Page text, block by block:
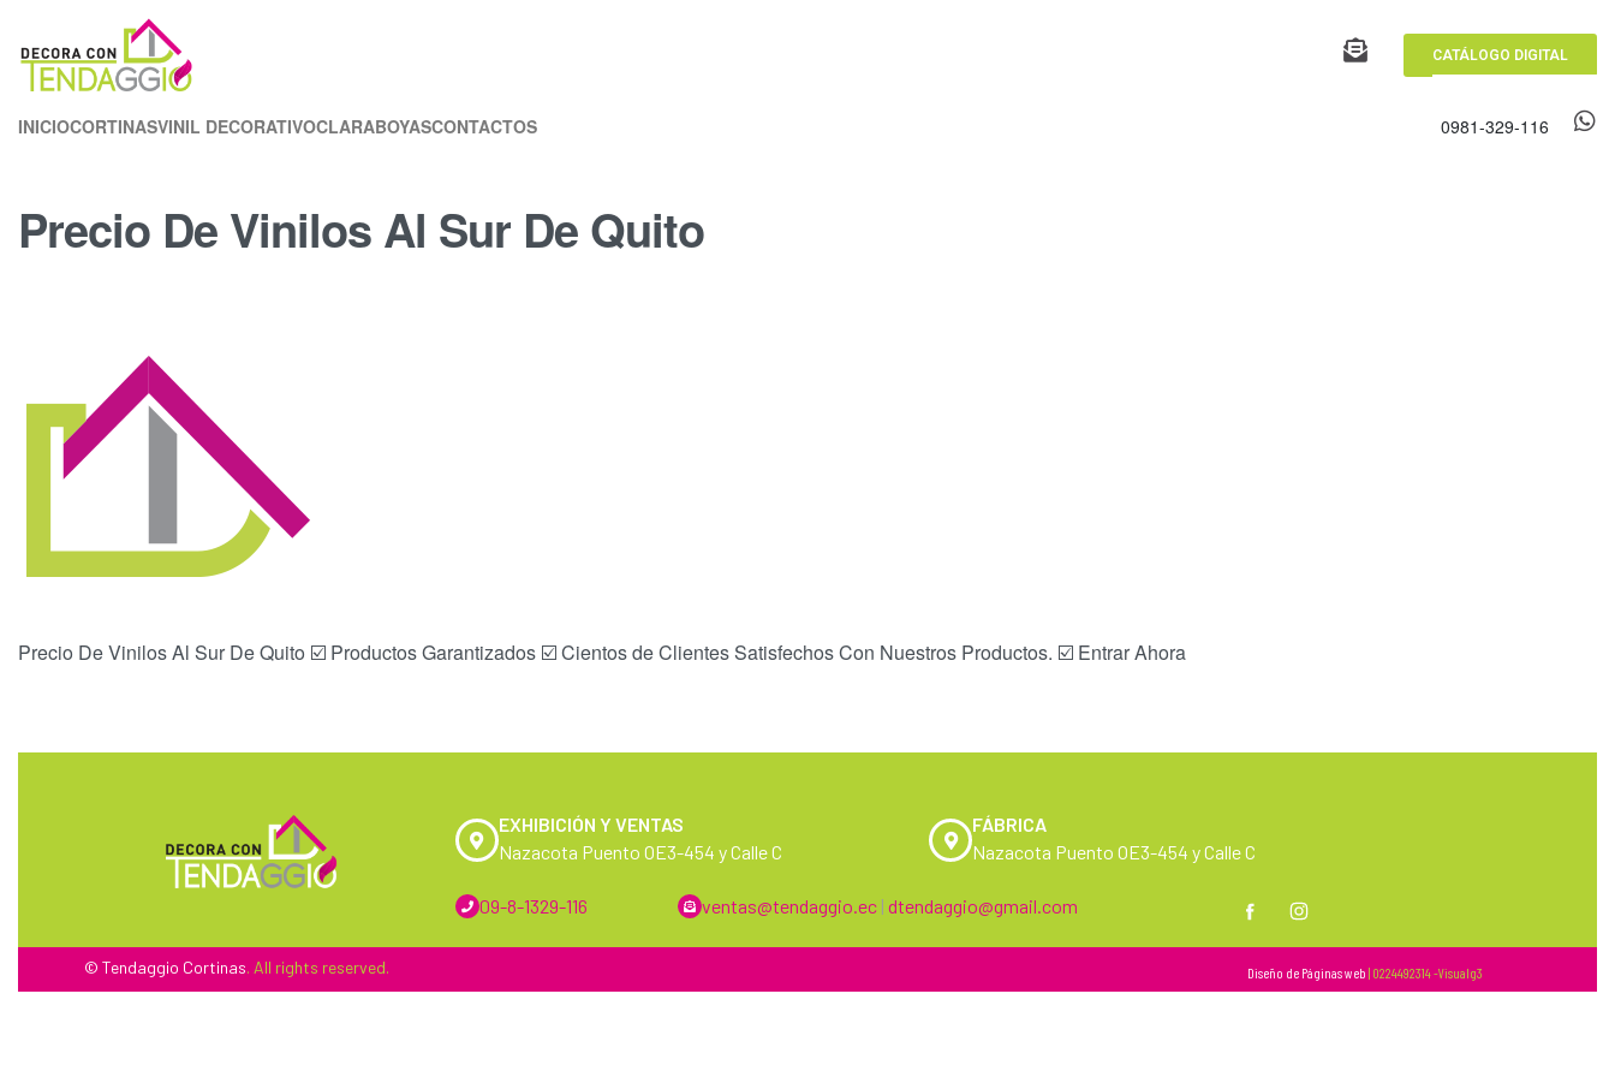
CATÁLOGO DIGITAL
INICIOCORTINASVINIL DECORATIVOCLARABOYASCONTACTOS 0981-329-116
Precio De Vinilos Al Sur De Quito
Precio De Vinilos Al Sur De Quito ☑️ Productos Garantizados ☑️ Cientos de Clientes Satisfechos Con Nuestros Productos. ☑️ Entrar Ahora
EXHIBICIÓN Y VENTAS
Nazacota Puento OE3-454 y Calle C
FÁBRICA
Nazacota Puento OE3-454 y Calle C
09-8-1329-116 ventas@tendaggio.ec | dtendaggio@gmail.com
© Tendaggio Cortinas. All rights reserved. Diseño de Páginas web | 0224492314 -Visualg3